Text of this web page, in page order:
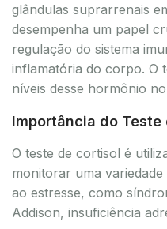
glândulas suprarrenais
desempenha um papel
regulação do sistema
inflamatória do corpo. O
níveis desse hormônio
Importância do Teste
O teste de cortisol é
monitorar uma
ao estresse, como
Addison, insuficiência